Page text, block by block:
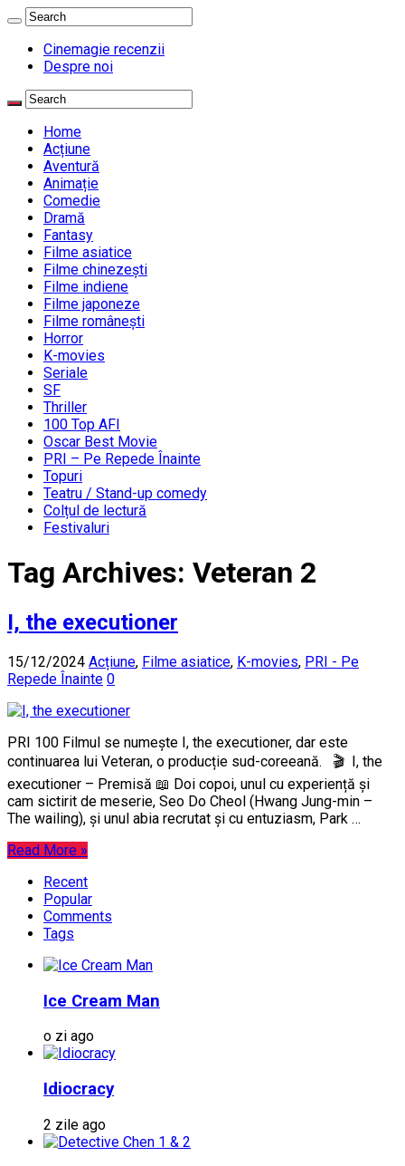
Cinemagie recenzii
Despre noi
Home
Acțiune
Aventură
Animație
Comedie
Dramă
Fantasy
Filme asiatice
Filme chinezești
Filme indiene
Filme japoneze
Filme românești
Horror
K-movies
Seriale
SF
Thriller
100 Top AFI
Oscar Best Movie
PRI – Pe Repede Înainte
Topuri
Teatru / Stand-up comedy
Colțul de lectură
Festivaluri
Tag Archives: Veteran 2
I, the executioner
15/12/2024 Acțiune, Filme asiatice, K-movies, PRI - Pe
Repede Înainte 0
PRI 100 Filmul se numește I, the executioner, dar este
continuarea lui Veteran, o producție sud-coreeană. 🎬 I, the
executioner – Premisă 📖 Doi copoi, unul cu experiență și
cam sictirit de meserie, Seo Do Cheol (Hwang Jung-min –
The wailing), și unul abia recrutat și cu entuziasm, Park …
Read More »
Recent
Popular
Comments
Tags
Ice Cream Man
o zi ago
Idiocracy
2 zile ago